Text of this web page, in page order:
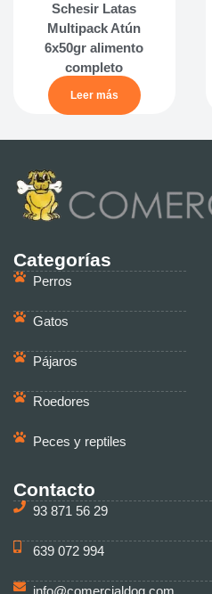
Schesir Latas
Multipack Atún
6x50gr alimento
completo
Leer más
Categorías
Perros
Gatos
Pájaros
Roedores
Peces y reptiles
Contacto
93 871 56 29
639 072 994
info@comercialdog.com